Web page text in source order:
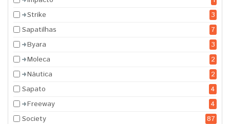
Strike
3
Sapatilhas
7
Byara
3
Moleca
2
Náutica
2
Sapato
4
Freeway
4
Society
87